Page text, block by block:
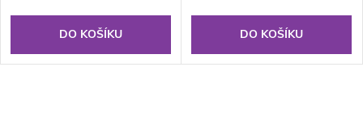
DO KOŠÍKU DO KOŠÍKU